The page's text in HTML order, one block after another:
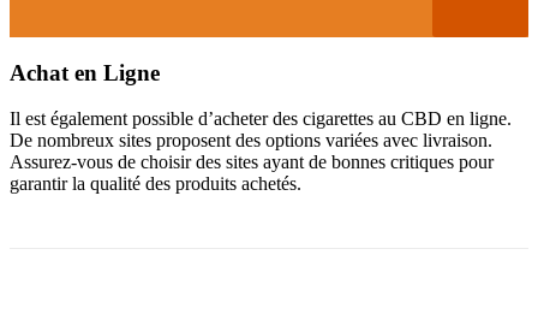
Achat en Ligne
Il est également possible d’acheter des cigarettes au CBD en ligne.
De nombreux sites proposent des options variées avec livraison.
Assurez-vous de choisir des sites ayant de bonnes critiques pour
garantir la qualité des produits achetés.